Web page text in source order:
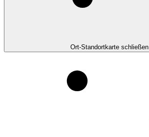
Ort-Standortkarte schließen